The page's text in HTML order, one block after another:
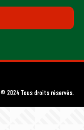
© 2024 Tous droits réservés.